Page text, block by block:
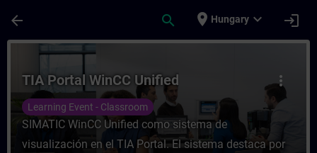
arrow_back search place Hungary expand_more login
Tanfolyam - TIA Portal WinCC Unified -
more_vert
TIA Portal WinCC Unified
Learning Event - Classroom
SIMATIC WinCC Unified como sistema de
visualización en el TIA Portal. El sistema destaca por